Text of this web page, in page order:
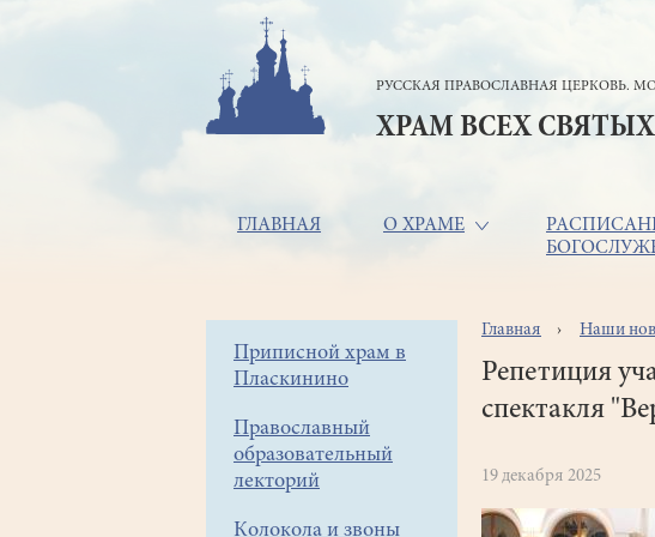
РУССКАЯ ПРАВОСЛАВНАЯ ЦЕРКОВЬ.
ХРАМ ВСЕХ
Основная
ГЛАВНАЯ О ХРАМЕ
Боковое
меню
Приписной храм в
Пласкинино
Православный
образовательный
лекторий
Колокола и звоны
Строка
навигации
Главная Наши
Репетиция
спектакля
19 декабря 2025